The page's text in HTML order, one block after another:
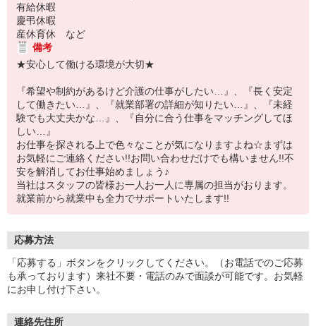
有給休暇
慶弔休暇
産休育休 など
備考
★安心して働ける環境が大切★
『希望や制約があるけど介護の仕事がしたい…』、『長く安定
して働きたい…』、『就業部署の詳細が知りたい…』、『未経
験でも大丈夫かな…』、『自分に合う仕事をマッチングしてほ
しい…』
お仕事を探される上で色々なことが気になりますよね☆まずは
お気軽にご連絡ください!!お問い合わせだけでも構いません!!不
安を解消してお仕事始めましょう♪
当社はスタッフの皆様お一人お一人に専属の担当がおります。
就業前から就業中も全力でサポートいたします!!
応募方法
「応募する」ボタンをクリックしてください。（お電話でのご応募
も承っております）来社不要・電話のみで面談が可能です。お気軽
にお申し付け下さい。
連絡先住所